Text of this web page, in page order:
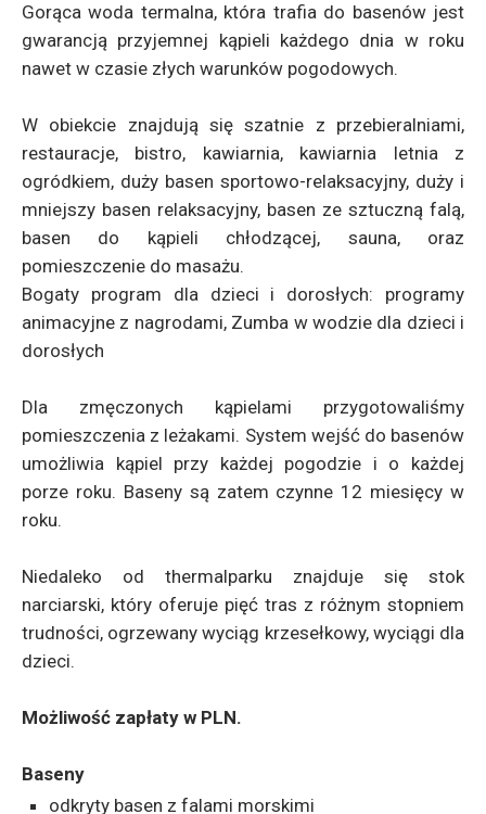
Gorąca woda termalna, która trafia do basenów jest
gwarancją przyjemnej kąpieli każdego dnia w roku
nawet w czasie złych warunków pogodowych.
W obiekcie znajdują się szatnie z przebieralniami,
restauracje, bistro, kawiarnia, kawiarnia letnia z
ogródkiem, duży basen sportowo-relaksacyjny, duży i
mniejszy basen relaksacyjny, basen ze sztuczną falą,
basen do kąpieli chłodzącej, sauna, oraz
pomieszczenie do masażu.
Bogaty program dla dzieci i dorosłych: programy
animacyjne z nagrodami, Zumba w wodzie dla dzieci i
dorosłych
Dla zmęczonych kąpielami przygotowaliśmy
pomieszczenia z leżakami. System wejść do basenów
umożliwia kąpiel przy każdej pogodzie i o każdej
porze roku. Baseny są zatem czynne 12 miesięcy w
roku.
Niedaleko od thermalparku znajduje się stok
narciarski, który oferuje pięć tras z różnym stopniem
trudności, ogrzewany wyciąg krzesełkowy, wyciągi dla
dzieci.
Możliwość zapłaty w PLN.
Baseny
odkryty basen z falami morskimi